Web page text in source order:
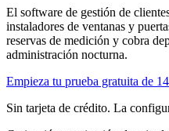
El software de gestión de
instaladores de ventanas y
reservas de medición y cobra
administración nocturna.
Empieza tu prueba gratuita de
Sin tarjeta de crédito. La